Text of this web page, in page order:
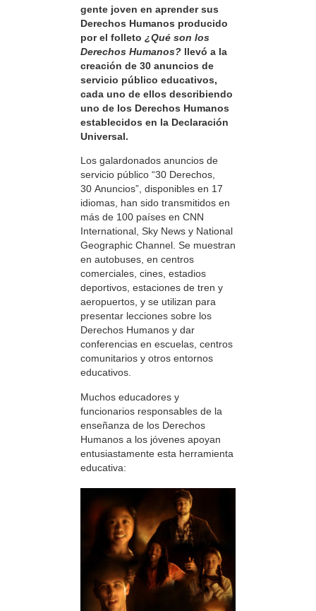
gente joven en aprender sus
Derechos Humanos producido
por el folleto ¿Qué son los
Derechos Humanos? llevó a la
creación de 30 anuncios de
servicio público educativos,
cada uno de ellos describiendo
uno de los Derechos Humanos
establecidos en la Declaración
Universal.
Los galardonados anuncios de
servicio público “30 Derechos,
30 Anuncios”, disponibles en 17
idiomas, han sido transmitidos en
más de 100 países en CNN
International, Sky News y National
Geographic Channel. Se muestran
en autobuses, en centros
comerciales, cines, estadios
deportivos, estaciones de tren y
aeropuertos, y se utilizan para
presentar lecciones sobre los
Derechos Humanos y dar
conferencias en escuelas, centros
comunitarios y otros entornos
educativos.
Muchos educadores y
funcionarios responsables de la
enseñanza de los Derechos
Humanos a los jóvenes apoyan
entusiastamente esta herramienta
educativa: